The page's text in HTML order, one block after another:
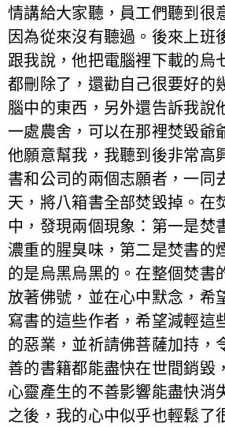
情講給大家聽，員工們聽到很
因為從來沒有聽過。後來上班
跟我說，他把電腦裡下載的烏
都刪除了，還勸自己很要好的
腦中的東西，另外還告訴我說
一處農舍，可以在那裡焚毀爺
他願意幫我，我聽到後非常高
書和公司的兩個志願者，一同
天，將八箱書全部焚毀掉。在
中，發現兩個現象：第一是焚
濃重的腥臭味，第二是焚書的
的是烏黑烏黑的。在整個焚書
放著佛號，並在心中默念，希
寫書的這些作者，希望減輕這
的惡業，並祈請佛菩薩加持，
善的書籍都能盡快在世間銷毀
心靈產生的不善影響能盡快消
之後，我的心中似乎也輕鬆了